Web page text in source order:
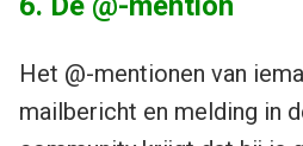
Het @-mentionen van
mailbericht en melding in